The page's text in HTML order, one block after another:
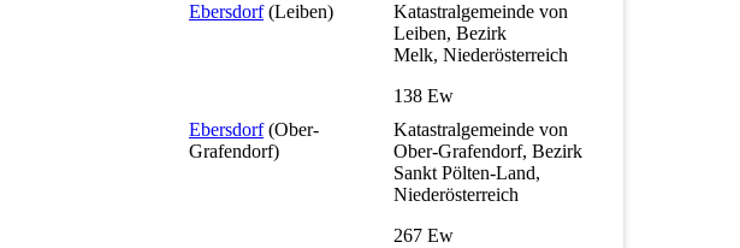
Ebersdorf(Leiben)
Katastralgemeinde von
Leiben, Bezirk
Melk, Niederösterreich
138 Ew
Ebersdorf(Ober-
Grafendorf)
Katastralgemeinde von
Ober-Grafendorf, Bezirk
Sankt Pölten-Land,
Niederösterreich
267 Ew